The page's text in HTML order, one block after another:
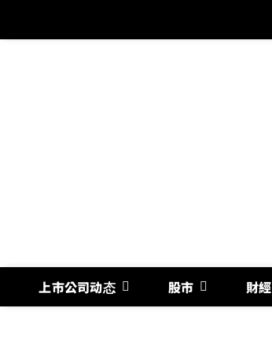
上市公司动态 股市 財經